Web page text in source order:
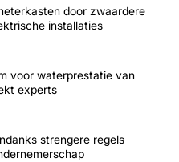
door zwaardere
installaties
voor waterprestatie van
experts
strengere regels